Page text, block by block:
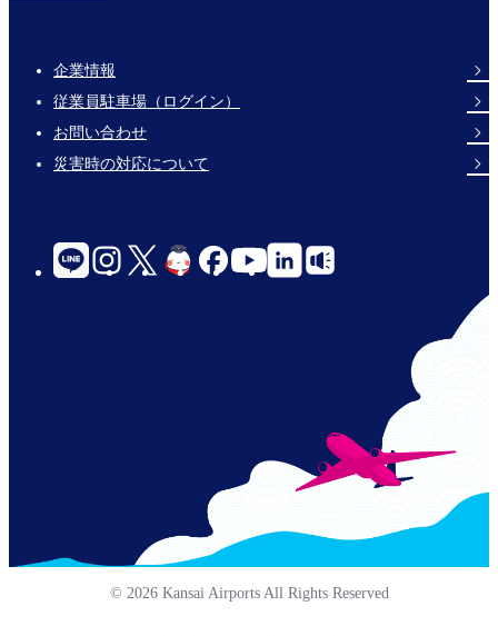
Footer
Links
企業情報
従業員駐車場（ログイン）
お問い合わせ
災害時の対応について
social-
links-
© 2026 Kansai Airports All Rights Reserved